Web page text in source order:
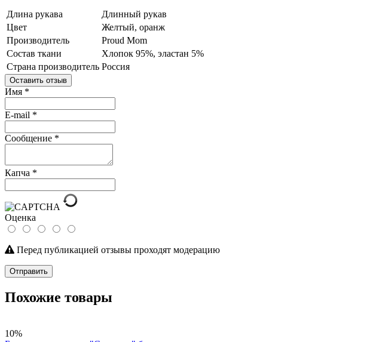
Длина рукава
Длинный рукав
Цвет
Желтый, оранж
Производитель
Proud Mom
Состав ткани
Хлопок 95%, эластан 5%
Страна производитель Россия
Оставить отзыв
Имя *
E-mail *
Сообщение *
Капча *
Оценка
Перед публикацией отзывы проходят модерацию
Отправить
Похожие товары
10%